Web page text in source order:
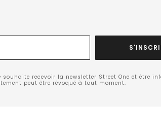
recevoir la newsletter Street One et être
peut être révoqué à tout moment.